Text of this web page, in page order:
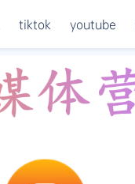
tiktok youtube